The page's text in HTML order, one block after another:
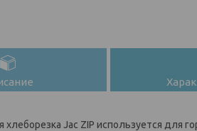
хлеборезка Jac ZIP используется для